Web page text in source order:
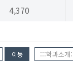
4,370